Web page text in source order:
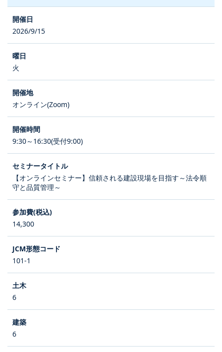
2026/9/15
火
オンライン(Zoom)
9:30～16:30(受付9:00)
【オンラインセミナー】信頼される建設現場を目指す～法令順
守と品質管理～
14,300
101-1
6
6